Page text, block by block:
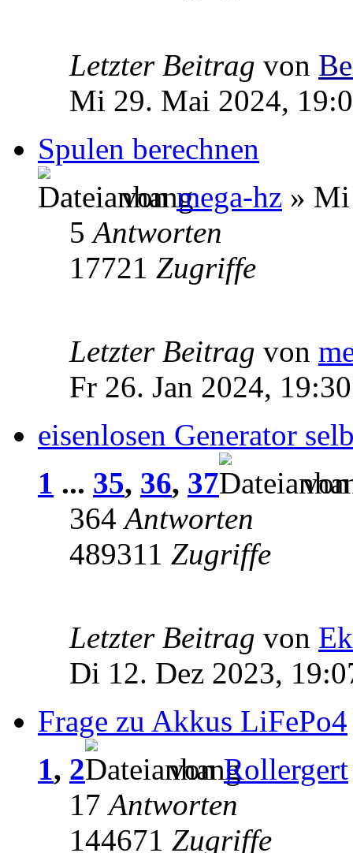
Letzter Beitrag von
Mi 29. Mai 2024,
Spulen berechnen
vonmega-hz » Mi
5Antworten
17721 Zugriffe
Letzter Beitrag von
Fr 26. Jan 2024, 19:30
eisenlosen Generator
1 ... 35, 36, 37
364Antworten
489311 Zugriffe
Letzter Beitrag von
Di 12. Dez 2023,
Frage zu Akkus LiFePo4
1, 2 vonRollergert
17Antworten
144671 Zugriffe